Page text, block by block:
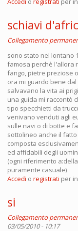
schiavi
Collegamento
sono stato nel lontano
famosa perchè l'allora
fango, pietre preziose
ora mi guardo bene
salvavano la vita ai
una guida mi raccontò
tipo specchietti da
venivano venduti agli
sulle navi o di botte e
sottolineo anche il
composta
ed affidabili degli
(ogni riferimento
puramente casuale)
Accedi o registrati per
si
Collegamento
03/05/2010 - 10:17